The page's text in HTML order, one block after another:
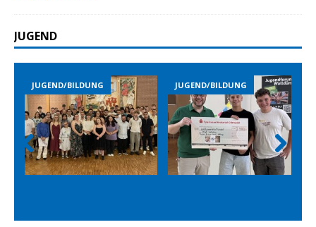
JUGEND
JUGEND/BILDUNG JUGEND/BILDUNG
Prev
ious
Nex
t